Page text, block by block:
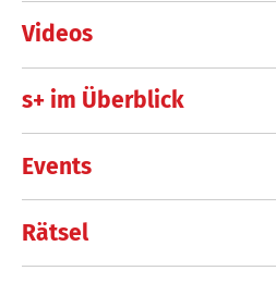
Videos
s+ im Überblick
Events
Rätsel